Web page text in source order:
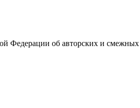
Федерации об авторских и